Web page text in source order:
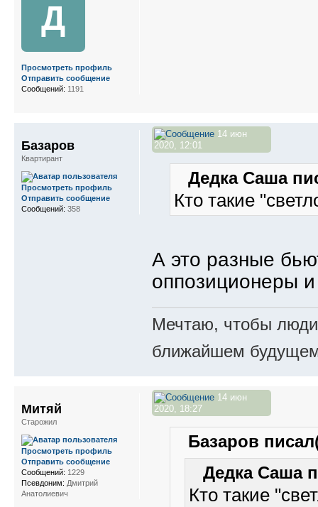
Д
Просмотреть профиль
Отправить сообщение
Сообщений: 1191
14 июн
2020, 12:01
Дедка Саша
Кто такие
А это разные
оппозиционеры
Мечтаю, чтобы люди
ближайшем
Базаров
Квартирант
Просмотреть профиль
Отправить сообщение
Сообщений: 358
14 июн
2020, 18:27
Базаров
Дедка Саша
Кто такие
Митяй
Старожил
Просмотреть профиль
Отправить сообщение
Сообщений: 1229
Псевдоним: Дмитрий
Анатолиевич